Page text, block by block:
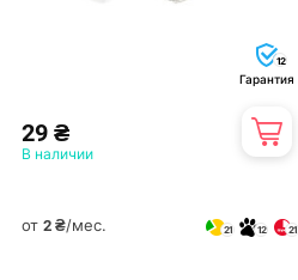
12
Гарантия
29 ₴
В наличии
от 2 ₴/мес. 21 12 21